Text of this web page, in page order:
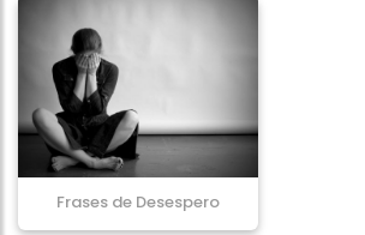
Frases de Desespero